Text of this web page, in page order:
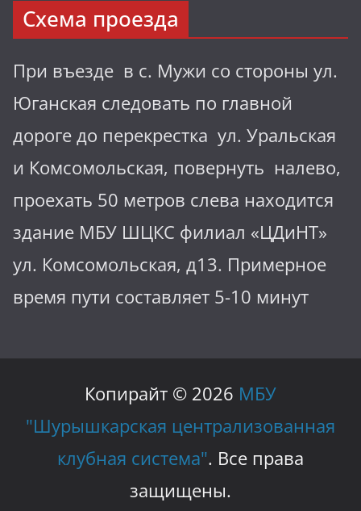
Схема проезда
При въезде в с. Мужи со стороны ул.
Юганская следовать по главной
дороге до перекрестка ул. Уральская
и Комсомольская, повернуть налево,
проехать 50 метров слева находится
здание МБУ ШЦКС филиал «ЦДиНТ»
ул. Комсомольская, д13. Примерное
время пути составляет 5-10 минут
Копирайт © 2026 МБУ
"Шурышкарская централизованная
клубная система". Все права
защищены.